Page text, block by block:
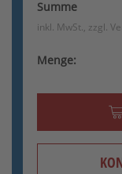
Summe
inkl. MwSt., zzgl.
Menge: